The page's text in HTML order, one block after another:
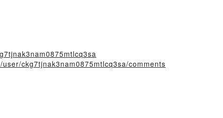
ckg7tjnak3nam0875mtlcq3sa/comments